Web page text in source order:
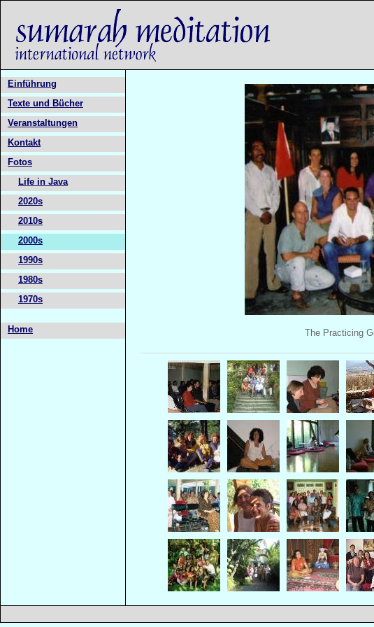
Einführung
Texte und Bücher
Veranstaltungen
Kontakt
Fotos
Life in Java
2020s
2010s
2000s
1990s
1980s
1970s
Home The Practicing